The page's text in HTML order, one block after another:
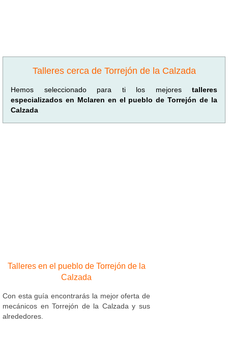
Talleres cerca de Torrejón de la Calzada
Hemos seleccionado para ti los mejores talleres
especializados en Mclaren en el pueblo de Torrejón de la
Calzada
Talleres en el pueblo de Torrejón de la
Calzada
Con esta guía encontrarás la mejor oferta de
mecánicos en Torrejón de la Calzada y sus
alrededores.